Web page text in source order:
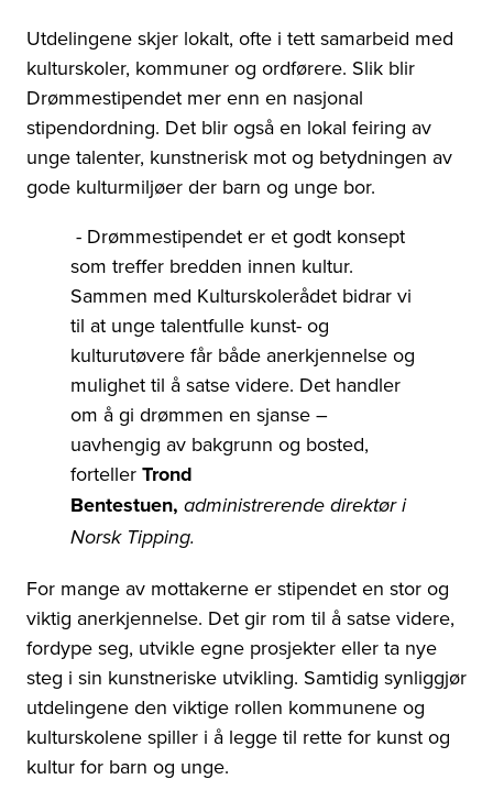
Utdelingene skjer lokalt, ofte i tett samarbeid med
kulturskoler, kommuner og ordførere. Slik blir
Drømmestipendet mer enn en nasjonal
stipendordning. Det blir også en lokal feiring av
unge talenter, kunstnerisk mot og betydningen av
gode kulturmiljøer der barn og unge bor.
- Drømmestipendet er et godt konsept
som treffer bredden innen kultur.
Sammen med Kulturskolerådet bidrar vi
til at unge talentfulle kunst- og
kulturutøvere får både anerkjennelse og
mulighet til å satse videre. Det handler
om å gi drømmen en sjanse –
uavhengig av bakgrunn og bosted,
forteller Trond
Bentestuen, administrerende direktør i
Norsk Tipping.
For mange av mottakerne er stipendet en stor og
viktig anerkjennelse. Det gir rom til å satse videre,
fordype seg, utvikle egne prosjekter eller ta nye
steg i sin kunstneriske utvikling. Samtidig synliggjør
utdelingene den viktige rollen kommunene og
kulturskolene spiller i å legge til rette for kunst og
kultur for barn og unge.